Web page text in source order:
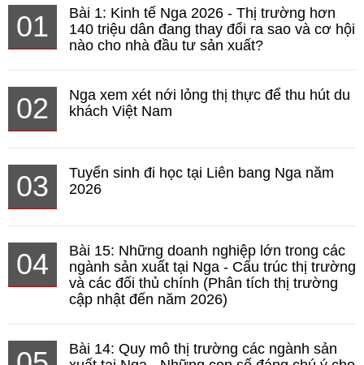
01
Bài 1: Kinh tế Nga 2026 - Thị trường hơn
140 triệu dân đang thay đổi ra sao và cơ hội
nào cho nhà đầu tư sản xuất?
02
Nga xem xét nới lỏng thị thực để thu hút du
khách Việt Nam
03
Tuyển sinh đi học tại Liên bang Nga năm
2026
04
Bài 15: Những doanh nghiệp lớn trong các
ngành sản xuất tại Nga - Cấu trúc thị trường
và các đối thủ chính (Phân tích thị trường
cập nhật đến năm 2026)
Bài 14: Quy mô thị trường các ngành sản